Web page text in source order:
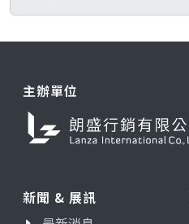
主辦單位
新聞 & 展訊